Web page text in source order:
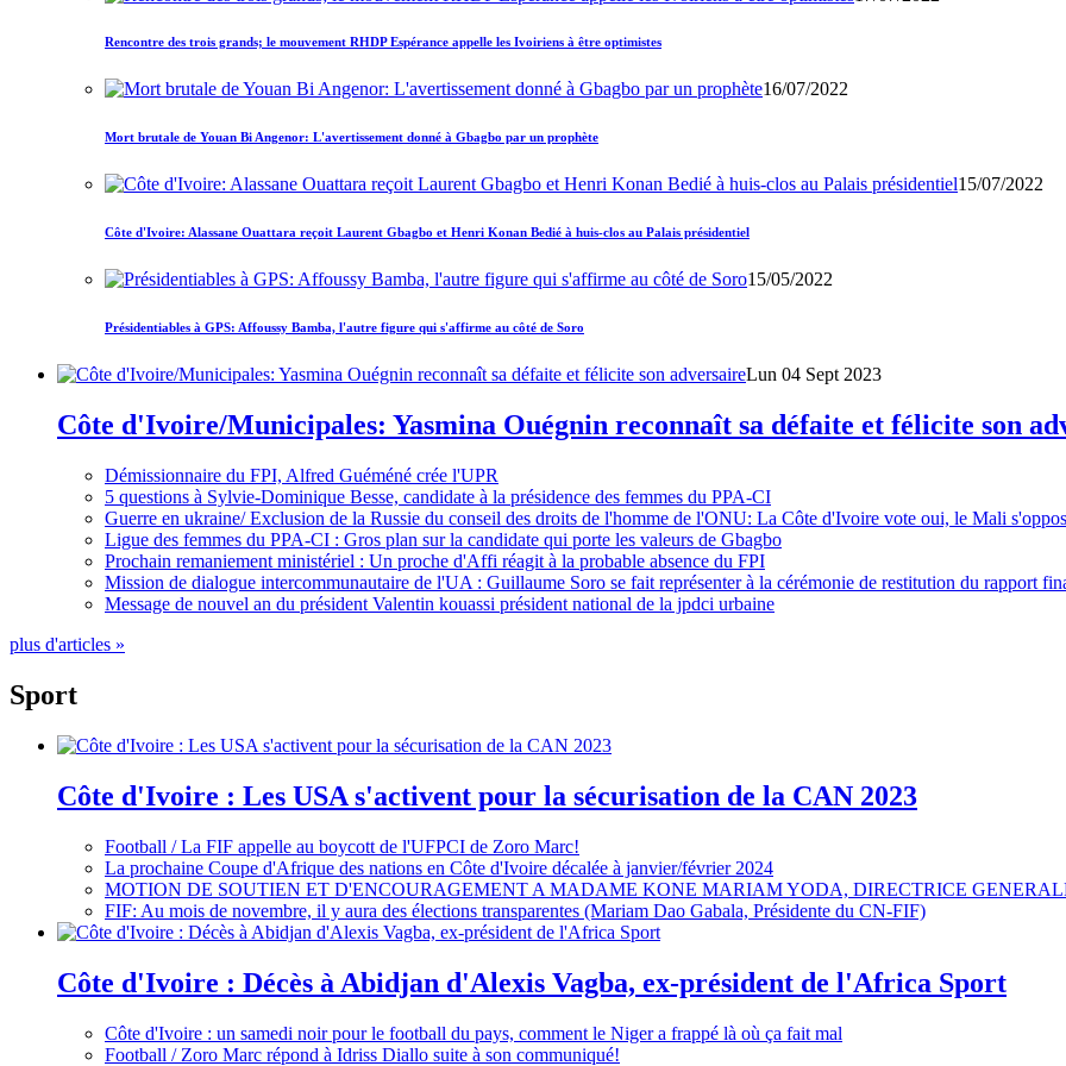
Rencontre des trois grands; le mouvement RHDP Espérance appelle les Ivoiriens à être optimistes
16/07/2022
Mort brutale de Youan Bi Angenor: L'avertissement donné à Gbagbo par un prophète
15/07/2022
Côte d'Ivoire: Alassane Ouattara reçoit Laurent Gbagbo et Henri Konan Bedié à huis-clos au Palais présidentiel
15/05/2022
Présidentiables à GPS: Affoussy Bamba, l'autre figure qui s'affirme au côté de Soro
Lun 04 Sept 2023
Côte d'Ivoire/Municipales: Yasmina Ouégnin reconnaît sa défaite et félicite son
Démissionnaire du FPI, Alfred Guéméné crée l'UPR
5 questions à Sylvie-Dominique Besse, candidate à la présidence des femmes du PPA-CI
Guerre en ukraine/ Exclusion de la Russie du conseil des droits de l'homme de l'ONU: La Côte d'Ivoire vote oui, le Mali
Ligue des femmes du PPA-CI : Gros plan sur la candidate qui porte les valeurs de Gbagbo
Prochain remaniement ministériel : Un proche d'Affi réagit à la probable absence du FPI
Mission de dialogue intercommunautaire de l'UA : Guillaume Soro se fait représenter à la cérémonie de restitution du rapport
Message de nouvel an du président Valentin kouassi président national de la jpdci urbaine
plus d'articles »
Sport
Côte d'Ivoire : Les USA s'activent pour la sécurisation de la CAN 2023
Football / La FIF appelle au boycott de l'UFPCI de Zoro Marc!
La prochaine Coupe d'Afrique des nations en Côte d'Ivoire décalée à janvier/février 2024
MOTION DE SOUTIEN ET D'ENCOURAGEMENT A MADAME KONE MARIAM YODA, DIRECTRICE
FIF: Au mois de novembre, il y aura des élections transparentes (Mariam Dao Gabala, Présidente du CN-FIF)
Côte d'Ivoire : Décès à Abidjan d'Alexis Vagba, ex-président de l'Africa Sport
Côte d'Ivoire : un samedi noir pour le football du pays, comment le Niger a frappé là où ça fait mal
Football / Zoro Marc répond à Idriss Diallo suite à son communiqué!